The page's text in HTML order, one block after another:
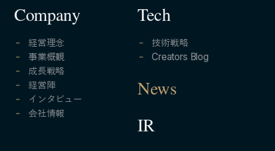
Company
経営理念
事業概観
成長戦略
経営陣
インタビュー
会社情報
Tech
技術戦略
Creators Blog
News
IR